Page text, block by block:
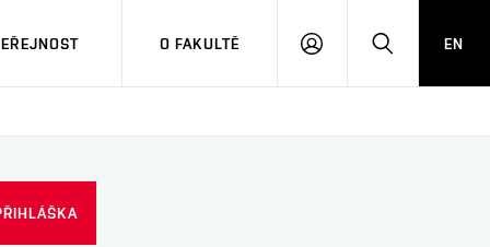
O FAKULTĚ
PŘIHLÁSITHLEDAT
EN